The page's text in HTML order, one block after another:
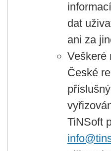
dat
ani za
Veškeré
České
TiNSoft